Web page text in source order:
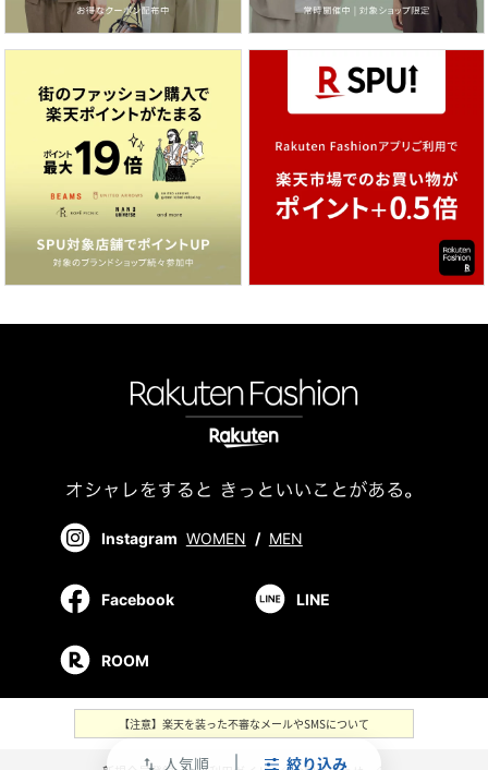
swap_vert 人気順 絞り込み
Instagram WOMEN / MEN
Facebook LINE
ROOM
【注意】楽天を装った不審なメールやSMSについて